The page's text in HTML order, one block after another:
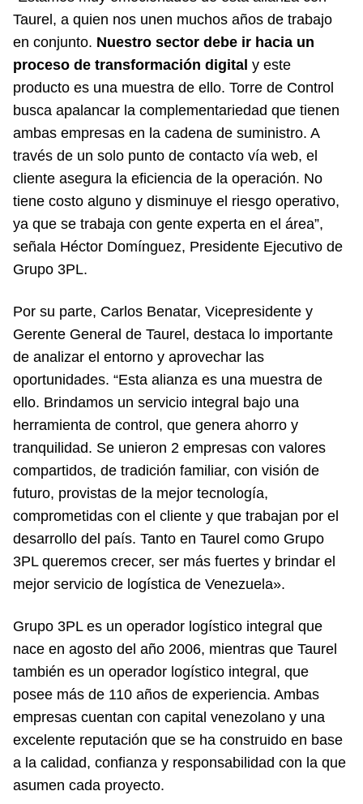
Taurel, a quien nos unen muchos años de trabajo
en conjunto. Nuestro sector debe ir hacia un
proceso de transformación digital y este
producto es una muestra de ello. Torre de Control
busca apalancar la complementariedad que tienen
ambas empresas en la cadena de suministro. A
través de un solo punto de contacto vía web, el
cliente asegura la eficiencia de la operación. No
tiene costo alguno y disminuye el riesgo operativo,
ya que se trabaja con gente experta en el área”,
señala Héctor Domínguez, Presidente Ejecutivo de
Grupo 3PL.
Por su parte, Carlos Benatar, Vicepresidente y
Gerente General de Taurel, destaca lo importante
de analizar el entorno y aprovechar las
oportunidades. “Esta alianza es una muestra de
ello. Brindamos un servicio integral bajo una
herramienta de control, que genera ahorro y
tranquilidad. Se unieron 2 empresas con valores
compartidos, de tradición familiar, con visión de
futuro, provistas de la mejor tecnología,
comprometidas con el cliente y que trabajan por el
desarrollo del país. Tanto en Taurel como Grupo
3PL queremos crecer, ser más fuertes y brindar el
mejor servicio de logística de Venezuela».
Grupo 3PL es un operador logístico integral que
nace en agosto del año 2006, mientras que Taurel
también es un operador logístico integral, que
posee más de 110 años de experiencia. Ambas
empresas cuentan con capital venezolano y una
excelente reputación que se ha construido en base
a la calidad, confianza y responsabilidad con la que
asumen cada proyecto.